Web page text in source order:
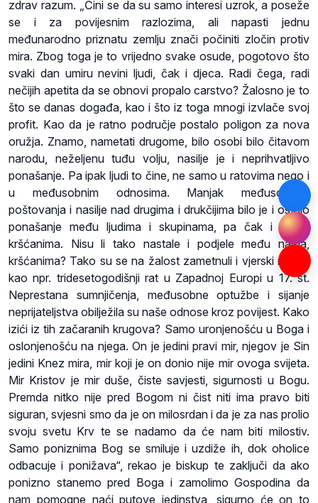
zdrav razum. „Čini se da su samo interesi uzrok, a poseže
se i za povijesnim razlozima, ali napasti jednu
međunarodno priznatu zemlju znači počiniti zločin protiv
mira. Zbog toga je to vrijedno svake osude, pogotovo što
svaki dan umiru nevini ljudi, čak i djeca. Radi čega, radi
nečijih apetita da se obnovi propalo carstvo? Žalosno je to
što se danas događa, kao i što iz toga mnogi izvlače svoj
profit. Kao da je ratno područje postalo poligon za nova
oružja. Znamo, nametati drugome, bilo osobi bilo čitavom
narodu, neželjenu tuđu volju, nasilje je i neprihvatljivo
ponašanje. Pa ipak ljudi to čine, ne samo u ratovima nego i
u međusobnim odnosima. Manjak međusobnog
poštovanja i nasilje nad drugima i drukčijima bilo je i ostalo
ponašanje među ljudima i skupinama, pa čak i među
kršćanima. Nisu li tako nastale i podjele među nama,
kršćanima? Tako su se na žalost zametnuli i vjerski ratovi,
kao npr. tridesetogodišnji rat u Zapadnoj Europi u 17. st.
Neprestana sumnjičenja, međusobne optužbe i sijanje
neprijateljstva obilježila su naše odnose kroz povijest. Kako
izići iz tih začaranih krugova? Samo uronjenošću u Boga i
oslonjenošću na njega. On je jedini pravi mir, njegov je Sin
jedini Knez mira, mir koji je on donio nije mir ovoga svijeta.
Mir Kristov je mir duše, čiste savjesti, sigurnosti u Bogu.
Premda nitko nije pred Bogom ni čist niti ima pravo biti
siguran, svjesni smo da je on milosrdan i da je za nas prolio
svoju svetu Krv te se nadamo da će nam biti milostiv.
Samo poniznima Bog se smiluje i uzdiže ih, dok oholice
odbacuje i ponižava“, rekao je biskup te zaključi da ako
ponizno stanemo pred Boga i zamolimo Gospodina da
nam pomogne naći putove jedinstva, sigurno će on to